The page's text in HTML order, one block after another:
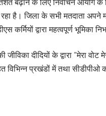
बढ़ाने के लिए निर्वाचन आयोग
है। जिला के सभी मतदाता
कर्मियों द्वारा महत्वपूर्ण भूमिका
दीदियों के द्वारा “मेरा
विभिन्न प्रखंडों में तथा